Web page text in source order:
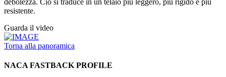
debolezza. Ciò si traduce in un telaio più leggero, più rigido e più
resistente.
Guarda il video
Torna alla panoramica
NACA FASTBACK PROFILE